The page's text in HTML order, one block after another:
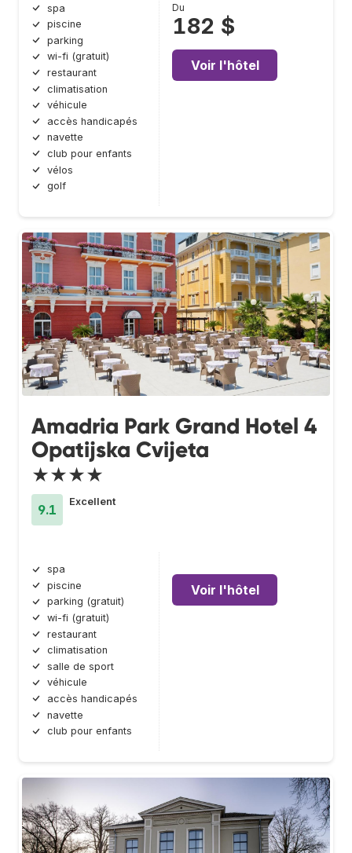
spa
piscine
parking
wi-fi (gratuit)
restaurant
climatisation
véhicule
accès handicapés
navette
club pour enfants
vélos
golf
Du
182 $
Voir l'hôtel
Amadria Park Grand Hotel 4
Opatijska Cvijeta
★★★★
9.1
Excellent
spa
piscine
parking (gratuit)
wi-fi (gratuit)
restaurant
climatisation
salle de sport
véhicule
accès handicapés
navette
club pour enfants
Voir l'hôtel